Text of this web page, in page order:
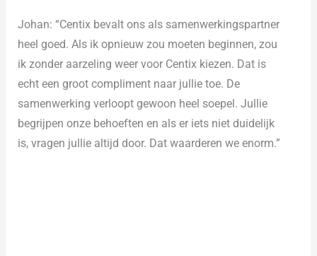
Johan: “Centix bevalt ons als samenwerkingspartner
heel goed.Als ik opnieuw zou moeten beginnen, zou
ik zonder aarzeling weer voor Centix kiezen. Dat is
echt een groot compliment naar jullie toe. De
samenwerking verloopt gewoon heel soepel. Jullie
begrijpen onze behoeften en als er iets niet duidelijk
is, vragen jullie altijd door. Dat waarderen we enorm.”